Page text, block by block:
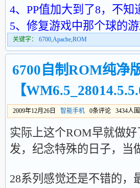
4、PP值加大到了8，不
5、修复游戏中那个球的游
关键字： 6700,Apache,ROM
6700自制ROM纯净
【
2009年12月26日 智能手机 0条评论 3434人
实际上这个ROM早就做
发，纪念特殊的日子，当
28系列感觉还是不错的，